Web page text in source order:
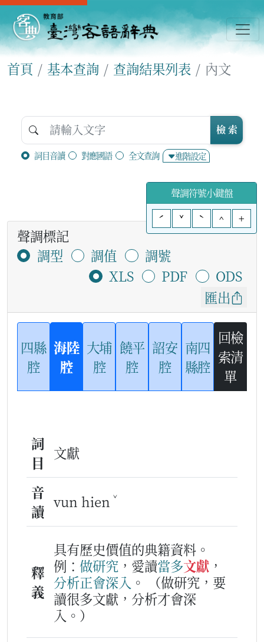
首頁 基本查詢 查詢結果列表 內文
詞目音讀 對應國語 全文查詢 進階設定
檢 索
聲調符號小鍵盤
ˊ
ˇ ˋ ^ +
聲調標記
調型
調值
調號
XLS
PDF
ODS
匯出
四縣
腔
海陸
腔
大埔
腔
饒平
腔
詔安
腔
南四
縣腔
回檢
索清
單
詞
目
文獻
音
讀
vun hien ˇ
釋
義
具有歷史價值的典籍資料。
例： 做研究 ，愛讀當多文獻 ，
分析正會深入 。
（做研究，要
讀很多文獻，分析才會深
入。）